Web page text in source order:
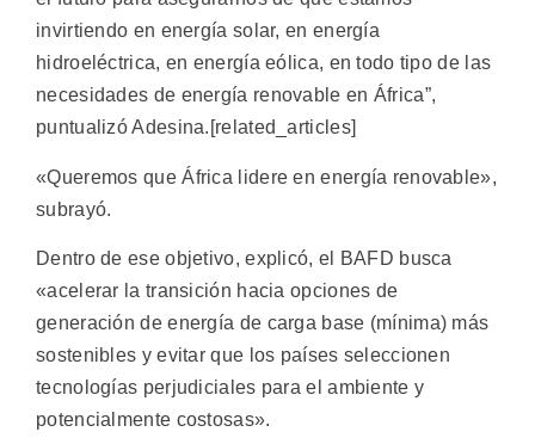
invirtiendo en energía solar, en energía
hidroeléctrica, en energía eólica, en todo tipo de las
necesidades de energía renovable en África”,
puntualizó Adesina.[related_articles]
«Queremos que África lidere en energía renovable»,
subrayó.
Dentro de ese objetivo, explicó, el BAFD busca
«acelerar la transición hacia opciones de
generación de energía de carga base (mínima) más
sostenibles y evitar que los países seleccionen
tecnologías perjudiciales para el ambiente y
potencialmente costosas».